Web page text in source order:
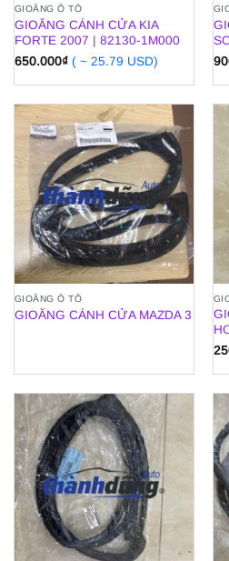
GIOĂNG Ô TÔ
GIOĂNG CÁNH CỬA KIA
FORTE 2007 | 82130-1M000
650.000₫ ( ~ 25.79 USD)
GIOĂNG Ô TÔ
GIOĂNG CÁNH CỬA MAZDA 3